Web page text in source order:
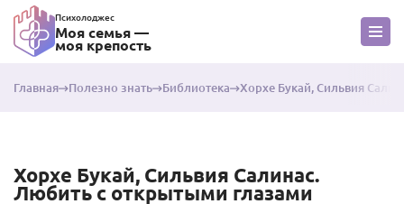
Психолоджес
Моя семья —
моя крепость
Главная Полезно знать Библиотека Хорхе Букай, Сильвия
Хорхе Букай, Сильвия Салинас.
Любить с открытыми глазами